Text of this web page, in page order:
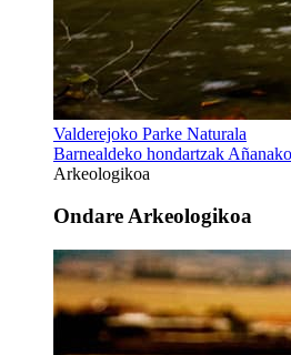
Valderejoko Parke Naturala
Barnealdeko hondartzak
Arkeologikoa
Ondare Arkeologikoa